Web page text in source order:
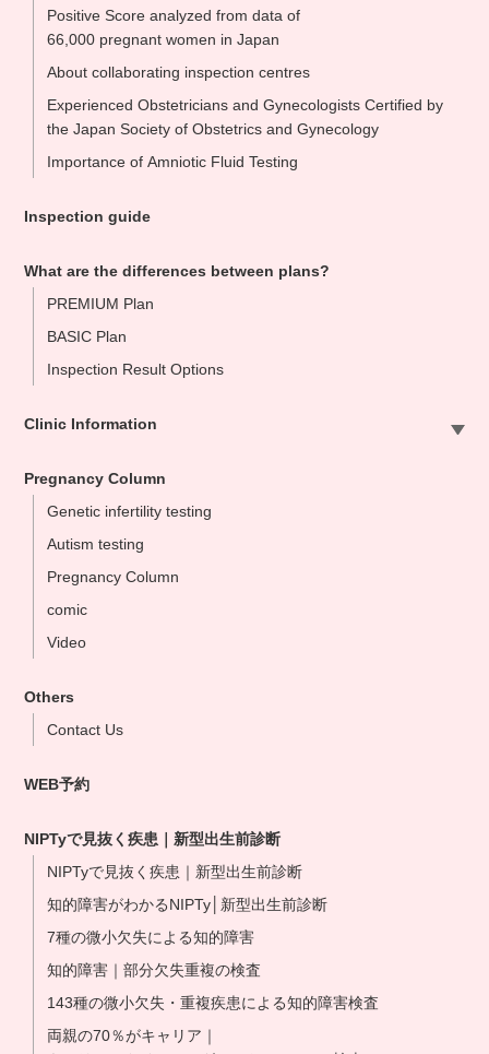
Positive Score analyzed from data of
66,000 pregnant women in Japan
About collaborating inspection centres
Experienced Obstetricians and Gynecologists Certified by
the Japan Society of Obstetrics and Gynecology
Importance of Amniotic Fluid Testing
Inspection guide
What are the differences between plans?
PREMIUM Plan
BASIC Plan
Inspection Result Options
Clinic Information
Omiya Clinic
Tokyo Clinic
Ikebukuo Clinic
Yokohama Clinic
Nagoya Clinic
Osaka Clinic
Our NIPT Doctors
Pregnancy Column
Genetic infertility testing
Autism testing
Pregnancy Column
comic
Video
Others
Contact Us
WEB予約
NIPTyで見抜く疾患｜新型出生前診断
NIPTyで見抜く疾患｜新型出生前診断
知的障害がわかるNIPTy│新型出生前診断
7種の微小欠失による知的障害
知的障害｜部分欠失重複の検査
143種の微小欠失・重複疾患による知的障害検査
両親の70％がキャリア｜